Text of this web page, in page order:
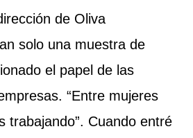
de Oliva
solo una muestra de
el papel de las
“Entre mujeres
trabajando”. Cuando entré